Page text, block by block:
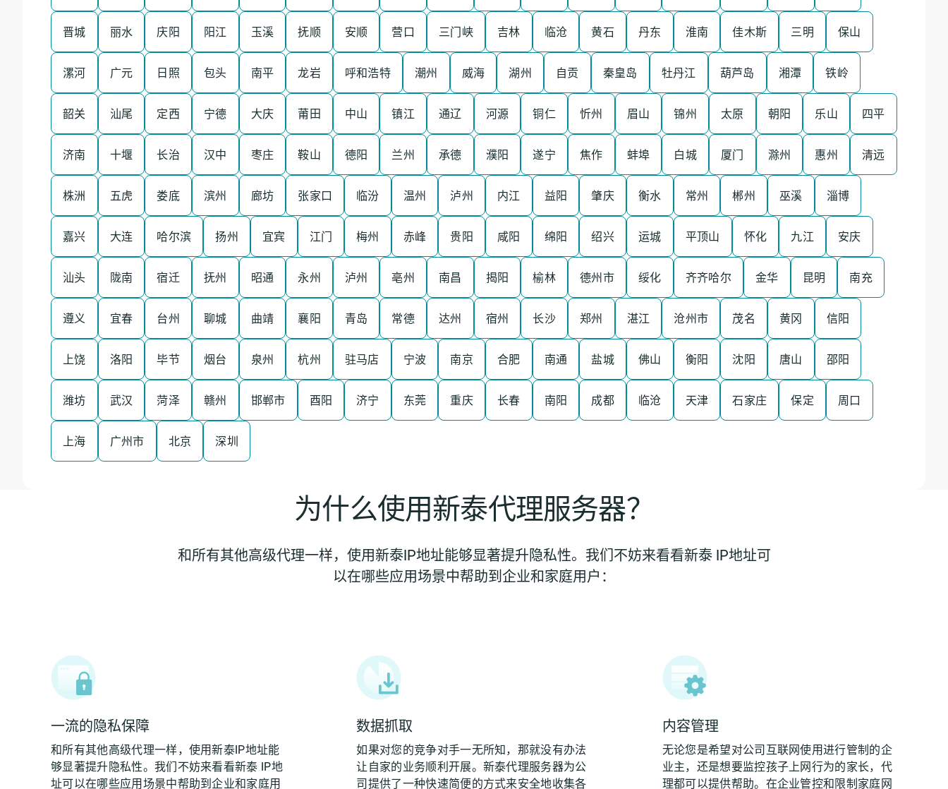
晋城 丽水 庆阳 阳江 玉溪 抚顺 安顺 营口 三门峡 吉林 临沧 黄石 丹东 淮南 佳木斯 三明 保山
漯河 广元 日照 包头 南平 龙岩 呼和浩特 潮州 威海 湖州 自贡 秦皇岛 牡丹江 葫芦岛 湘潭 铁岭
韶关 汕尾 定西 宁德 大庆 莆田 中山 镇江 通辽 河源 铜仁 忻州 眉山 锦州 太原 朝阳 乐山 四平
济南 十堰 长治 汉中 枣庄 鞍山 德阳 兰州 承德 濮阳 遂宁 焦作 蚌埠 白城 厦门 滁州 惠州 清远
株洲 五虎 娄底 滨州 廊坊 张家口 临汾 温州 泸州 内江 益阳 肇庆 衡水 常州 郴州 巫溪 淄博
嘉兴 大连 哈尔滨 扬州 宜宾 江门 梅州 赤峰 贵阳 咸阳 绵阳 绍兴 运城 平顶山 怀化 九江 安庆
汕头 陇南 宿迁 抚州 昭通 永州 泸州 亳州 南昌 揭阳 榆林 德州市 绥化 齐齐哈尔 金华 昆明 南充
遵义 宜春 台州 聊城 曲靖 襄阳 青岛 常德 达州 宿州 长沙 郑州 湛江 沧州市 茂名 黄冈 信阳
上饶 洛阳 毕节 烟台 泉州 杭州 驻马店 宁波 南京 合肥 南通 盐城 佛山 衡阳 沈阳 唐山 邵阳
潍坊 武汉 菏泽 赣州 邯郸市 酉阳 济宁 东莞 重庆 长春 南阳 成都 临沧 天津 石家庄 保定 周口
上海 广州市 北京 深圳
为什么使用新泰代理服务器？
和所有其他高级代理一样，使用新泰IP地址能够显著提升隐私性。我们不妨来看看新泰 IP地址可
以在哪些应用场景中帮助到企业和家庭用户：
一流的隐私保障
和所有其他高级代理一样，使用新泰IP地址能
够显著提升隐私性。我们不妨来看看新泰 IP地
址可以在哪些应用场景中帮助到企业和家庭用
数据抓取
如果对您的竞争对手一无所知，那就没有办法
让自家的业务顺利开展。新泰代理服务器为公
司提供了一种快速简便的方式来安全地收集各
内容管理
无论您是希望对公司互联网使用进行管制的企
业主，还是想要监控孩子上网行为的家长，代
理都可以提供帮助。在企业管控和限制家庭网